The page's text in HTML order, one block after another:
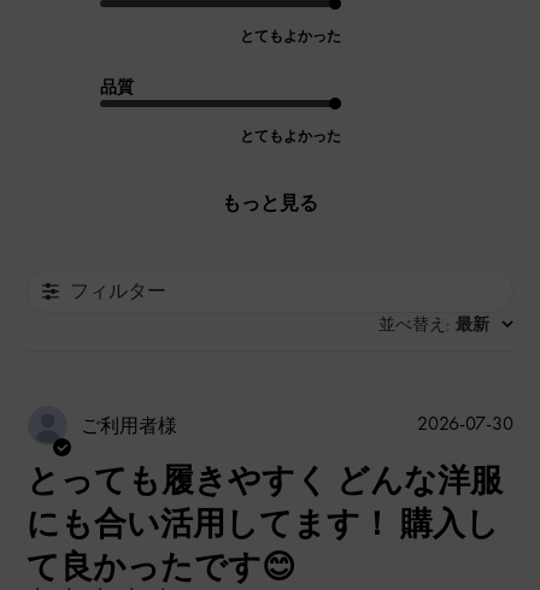
とてもよかった
品質
とてもよかった
もっと見る
フィルター
並べ替え : 最新
ご利用者様
とっても履きやすく どんな洋服
にも合い活用してます！ 購入し
て良かったです😊
公
2026-07-30